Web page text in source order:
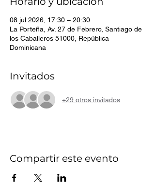
08 jul 2026, 17:30 – 20:30
La Porteña, Av. 27 de Febrero, Santiago de
los Caballeros 51000, República
Dominicana
Invitados
+29 otros invitados
Compartir este evento